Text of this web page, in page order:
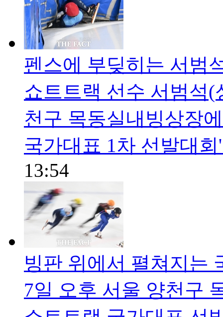
펜스에 부딪히는 서범
쇼트트랙 선수 서범석
천구 목동실내빙상장
국가대표 1차 선발대
13:54
빙판 위에서 펼쳐지는
7일 오후 서울 양천구